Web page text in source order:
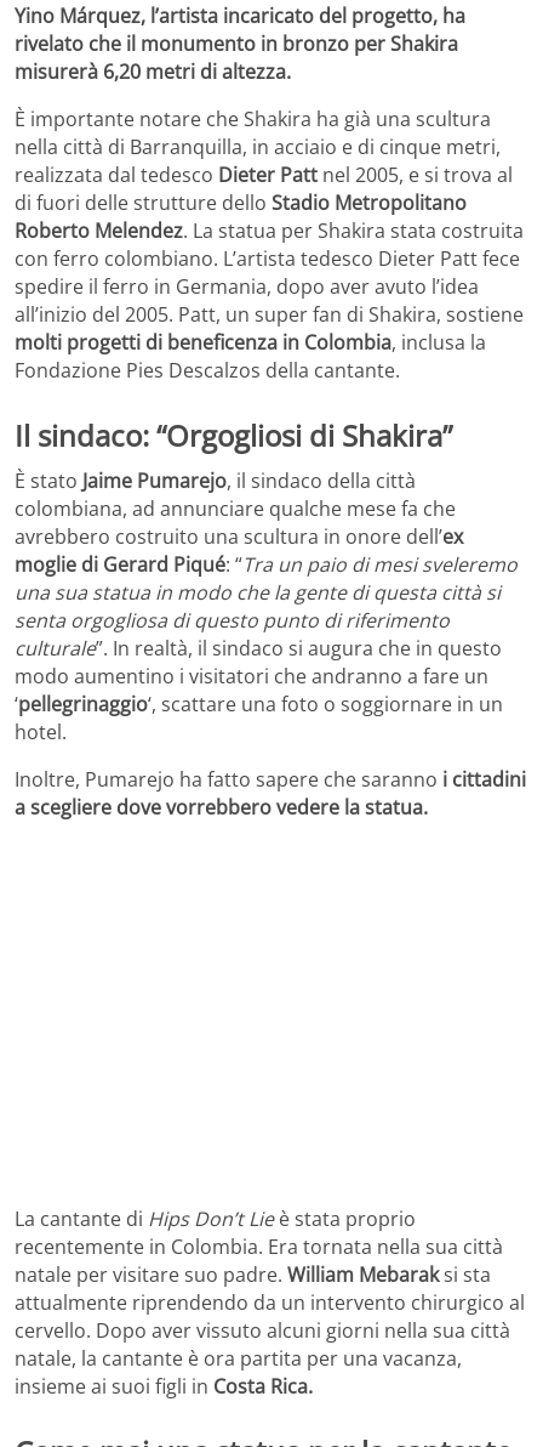
Yino Márquez, l’artista incaricato del progetto, ha
rivelato che il monumento in bronzo per Shakira
misurerà 6,20 metri di altezza.
È importante notare che Shakira ha già una scultura
nella città di Barranquilla, in acciaio e di cinque metri,
realizzata dal tedesco Dieter Patt nel 2005, e si trova al
di fuori delle strutture dello Stadio Metropolitano
Roberto Melendez. La statua per Shakira stata costruita
con ferro colombiano. L’artista tedesco Dieter Patt fece
spedire il ferro in Germania, dopo aver avuto l’idea
all’inizio del 2005. Patt, un super fan di Shakira, sostiene
molti progetti di beneficenza in Colombia, inclusa la
Fondazione Pies Descalzos della cantante.
Il sindaco: “Orgogliosi di Shakira”
È stato Jaime Pumarejo, il sindaco della città
colombiana, ad annunciare qualche mese fa che
avrebbero costruito una scultura in onore dell’ex
moglie di Gerard Piqué: “Tra un paio di mesi sveleremo
una sua statua in modo che la gente di questa città si
senta orgogliosa di questo punto di riferimento
culturale”. In realtà, il sindaco si augura che in questo
modo aumentino i visitatori che andranno a fare un
‘pellegrinaggio‘, scattare una foto o soggiornare in un
hotel.
Inoltre, Pumarejo ha fatto sapere che saranno i cittadini
a scegliere dove vorrebbero vedere la statua.
La cantante di Hips Don’t Lieè stata proprio
recentemente in Colombia. Era tornata nella sua città
natale per visitare suo padre. William Mebaraksi sta
attualmente riprendendo da un intervento chirurgico al
cervello. Dopo aver vissuto alcuni giorni nella sua città
natale, la cantante è ora partita per una vacanza,
insieme ai suoi figli in Costa Rica.